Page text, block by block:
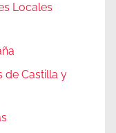
Locales
de Castilla y